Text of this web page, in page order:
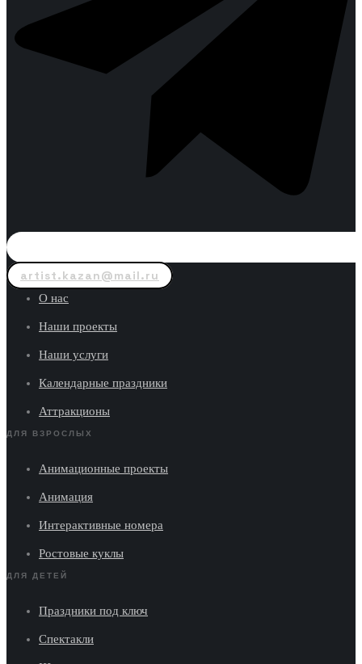
artist.kazan@mail.ru
О нас
Наши проекты
Наши услуги
Календарные праздники
Аттракционы
ДЛЯ ВЗРОСЛЫХ
Анимационные проекты
Анимация
Интерактивные номера
Ростовые куклы
ДЛЯ ДЕТЕЙ
Праздники под ключ
Спектакли